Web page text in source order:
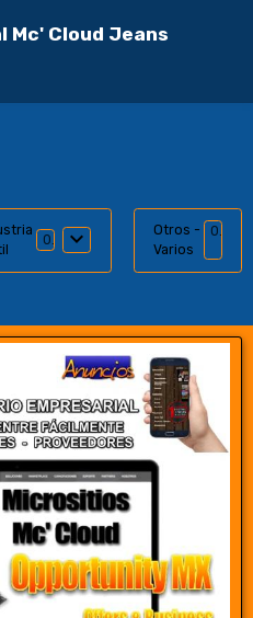
Mc' Cloud Jeans
0
Otros -
Varios
0